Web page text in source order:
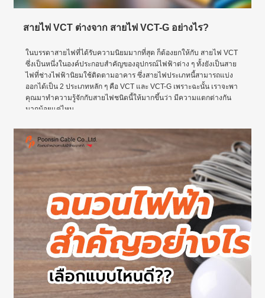
สายไฟ VCT ต่างจาก สายไฟ VCT-G อย่างไร?
ในบรรดาสายไฟที่ได้รับความนิยมมากที่สุด ก็ต้องยกให้กับ สายไฟ VCT
ซึ่งเป็นหนึ่งในองค์ประกอบสำคัญของอุปกรณ์ไฟฟ้าต่าง ๆ ทั้งยังเป็นสาย
ไฟที่ช่างไฟฟ้านิยมใช้ติดตามอาคาร ซึ่งสายไฟประเภทนี้สามารถแบ่ง
ออกได้เป็น 2 ประเภทหลัก ๆ คือ VCT และ VCT-G เพราะฉะนั้น เราจะพา
คุณมาทำความรู้จักกับสายไฟชนิดนี้ให้มากขึ้นว่า มีความแตกต่างกัน
มากน้อยแค่ไหน